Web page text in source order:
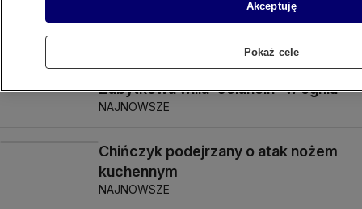
Zabytkowa willa "Jolancin" w ogniu
NAJNOWSZE
Chińczyk podejrzany o atak nożem
kuchennym
NAJNOWSZE
Akceptuję
Pokaż cele